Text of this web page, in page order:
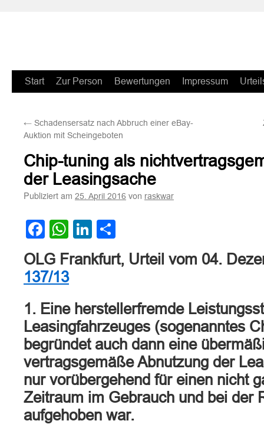
Zum
springen
Start Zur Person Bewertungen Impressum
← Schadensersatz nach Abbruch einer eBay-
Auktion mit Scheingeboten
Chip-tuning als
der Leasingsache
Publiziert am 25. April 2016 von raskwar
Facebook
WhatsApp
LinkedIn
OLG Frankfurt, Urteil vom 04.
137/13
1. Eine herstellerfremde
Leasingfahrzeuges (sogenanntes
begründet auch dann eine
vertragsgemäße Abnutzung der
nur vorübergehend für einen nicht
Zeitraum im Gebrauch und bei der
aufgehoben war.